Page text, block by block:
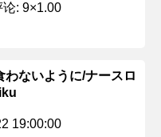
论: 9×1.00
ないように/ナースロ
19:00:00